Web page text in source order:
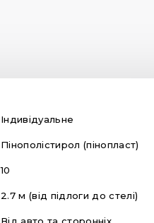
Індивідуальне
Пінополістирол (пінопласт)
10
2.7 м (від підлоги до стелі)